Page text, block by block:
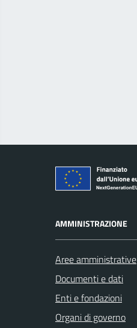
AMMINISTRAZIONE
Aree amministrative
Documenti e dati
Enti e fondazioni
Organi di governo